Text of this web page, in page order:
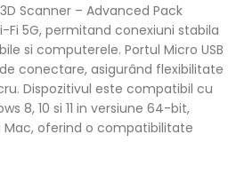
Scanner – Advanced Pack
5G, permitand conexiuni stabila
si computerele. Portul Micro USB
conectare, asigurând flexibilitate
Dispozitivul este compatibil cu
8, 10 si 11 in versiune 64-bit,
Mac, oferind o compatibilitate